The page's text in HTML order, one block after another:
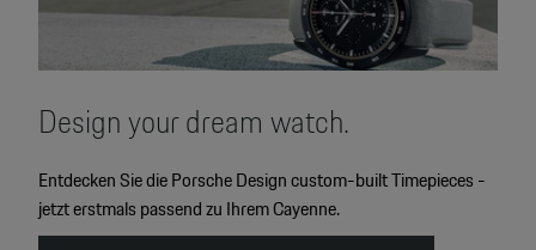
Design your dream watch.
Entdecken Sie die Porsche Design custom-built Timepieces -
jetzt erstmals passend zu Ihrem Cayenne.